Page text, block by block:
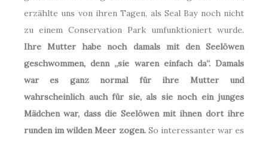
erzählte uns von ihren Tagen, als Seal Bay noch nicht
zu einem Conservation Park umfunktioniert wurde.
Ihre Mutter habe noch damals mit den Seelöwen
geschwommen, denn „sie waren einfach da“. Damals
war es ganz normal für ihre Mutter und
wahrscheinlich auch für sie, als sie noch ein junges
Mädchen war, dass die Seelöwen mit ihnen dort ihre
runden im wilden Meer zogen.So interessanter war es